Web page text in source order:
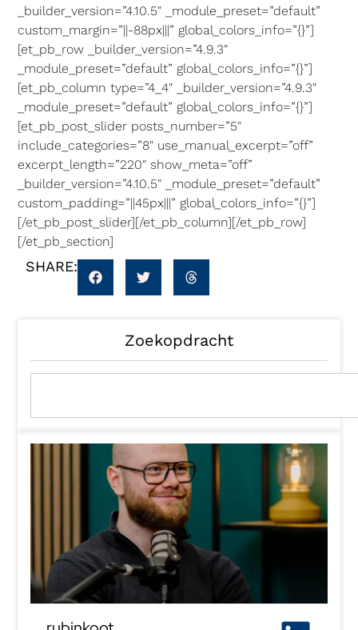
_builder_version=”4.10.5″ _module_preset=”default”
custom_margin=”||-88px|||” global_colors_info=”{}”]
[et_pb_row _builder_version=”4.9.3″
_module_preset=”default” global_colors_info=”{}”]
[et_pb_column type=”4_4″ _builder_version=”4.9.3″
_module_preset=”default” global_colors_info=”{}”]
[et_pb_post_slider posts_number=”5″
include_categories=”8″ use_manual_excerpt=”off”
excerpt_length=”220″ show_meta=”off”
_builder_version=”4.10.5″ _module_preset=”default”
custom_padding=”||45px|||” global_colors_info=”{}”]
[/et_pb_post_slider][/et_pb_column][/et_pb_row]
[/et_pb_section]
SHARE:
Zoekopdracht